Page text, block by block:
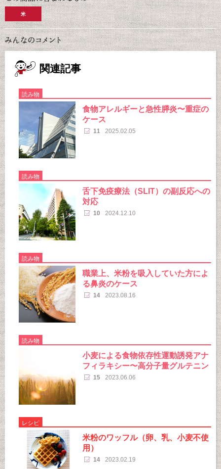
米
関連記事
読み物
食物アレルギーと急性膵炎〜重症の
ケース
11 2025.02.05
読み物
舌下免疫療法（SLIT）の副反応への
対応
10 2024.12.10
読み物
職業上、米粉を吸入していた方によ
る鼻炎のケース
14 2023.08.16
読み物
小麦による食物依存性運動誘発アナ
フィラキシー〜高分子量グルテニン
15 2023.06.06
レシピ
米粉のワッフル（卵、乳、小麦不使
用）
14 2023.02.19